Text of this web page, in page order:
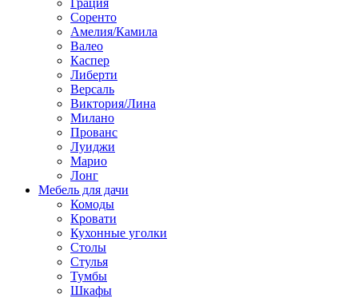
Грация
Соренто
Амелия/Камила
Валео
Каспер
Либерти
Версаль
Виктория/Лина
Милано
Прованс
Луиджи
Марио
Лонг
Мебель для дачи
Комоды
Кровати
Кухонные уголки
Столы
Стулья
Тумбы
Шкафы